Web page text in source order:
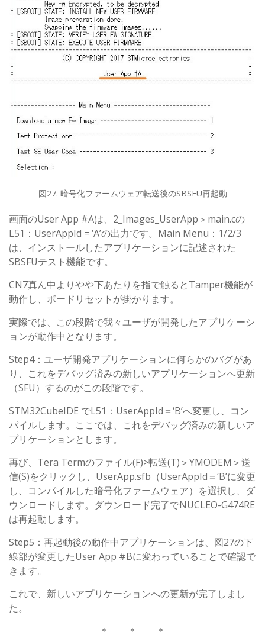
図27. 暗号化ファームウェア転送後のSBSFU再起動
画面のUser App #Aは、2_Images_UserApp＞main.cの
L51：UserAppId = ‘A’の出力です。Main Menu：1/2/3
は、インストールしたアプリケーションに記述された
SBSFUテスト機能です。
CN7真ん中よりやや下あたりを指で触るとTamper機能が
動作し、ボードリセットが掛かります。
実際では、この段階で我々ユーザが開発したアプリケーシ
ョンが動作中となります。
Step4：ユーザ開発アプリケーションに何らかのバグがあ
り、これをデバッグ済みの新しいアプリケーションへ更新
（SFU）するのがこの段階です。
STM32CubeIDE でL51：UserAppId＝‘B’へ変更し、コン
パイルします。ここでは、これをデバッグ済みの新しいア
プリケーションとします。
再び、Tera Termのファイル(F)>転送(T)＞YMODEM＞送
信(S)をクリックし、UserApp.sfb（UserAppId＝‘B’に変更
し、コンパイルした暗号化ファームウェア）を選択し、ダ
ウンロードします。ダウンロード完了でNUCLEO-G474RE
は再起動します。
Step5：再起動後の動作中アプリケーションは、図27の下
線部が変更したUser App #Bに変わっていることで確認で
きます。
これで、新しいアプリケーションへの更新が完了しまし
た。
＊ ＊ ＊